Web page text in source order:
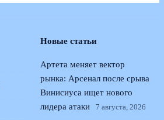
Новые статьи
Артета меняет вектор
рынка: Арсенал после срыва
Винисиуса ищет нового
лидера атаки
7 августа, 2026